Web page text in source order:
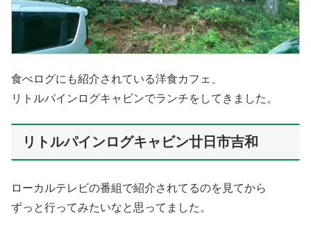
食べログにも紹介されている洋食カフェ、
リトルパインログキャビンでランチをしてきました。
リトルパインログキャビン廿日市吉和
ローカルテレビの番組で紹介されてるのを見てから
ずっと行ってみたいなと思ってました。